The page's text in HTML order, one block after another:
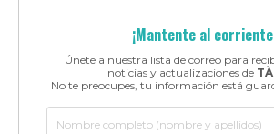
¡Mantente al
Únete a nuestra lista de correo para
noticias y actualizaciones de
No te preocupes, tu información está